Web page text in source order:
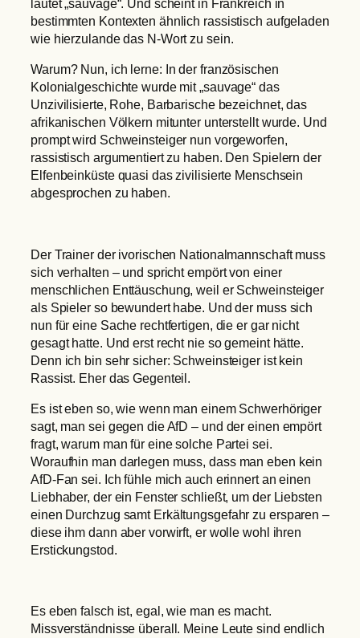
lautet „sauvage“. Und scheint in Frankreich in
bestimmten Kontexten ähnlich rassistisch aufgeladen
wie hierzulande das N-Wort zu sein.
Warum? Nun, ich lerne: In der französischen
Kolonialgeschichte wurde mit „sauvage“ das
Unzivilisierte, Rohe, Barbarische bezeichnet, das
afrikanischen Völkern mitunter unterstellt wurde. Und
prompt wird Schweinsteiger nun vorgeworfen,
rassistisch argumentiert zu haben. Den Spielern der
Elfenbeinküste quasi das zivilisierte Menschsein
abgesprochen zu haben.
Der Trainer der ivorischen Nationalmannschaft muss
sich verhalten – und spricht empört von einer
menschlichen Enttäuschung, weil er Schweinsteiger
als Spieler so bewundert habe. Und der muss sich
nun für eine Sache rechtfertigen, die er gar nicht
gesagt hatte. Und erst recht nie so gemeint hätte.
Denn ich bin sehr sicher: Schweinsteiger ist kein
Rassist. Eher das Gegenteil.
Es ist eben so, wie wenn man einem Schwerhöriger
sagt, man sei gegen die AfD – und der einen empört
fragt, warum man für eine solche Partei sei.
Woraufhin man darlegen muss, dass man eben kein
AfD-Fan sei. Ich fühle mich auch erinnert an einen
Liebhaber, der ein Fenster schließt, um der Liebsten
einen Durchzug samt Erkältungsgefahr zu ersparen –
diese ihm dann aber vorwirft, er wolle wohl ihren
Erstickungstod.
Es eben falsch ist, egal, wie man es macht.
Missverständnisse überall. Meine Leute sind endlich